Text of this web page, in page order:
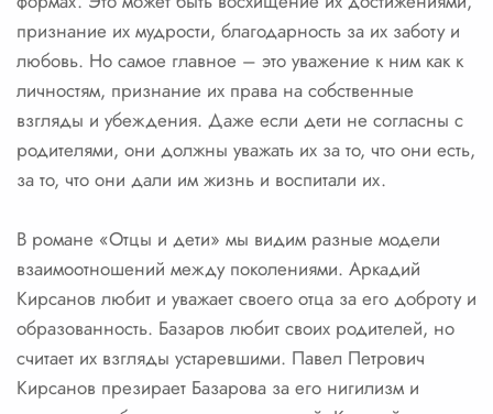
признание их мудрости, благодарность за их заботу и
любовь. Но самое главное – это уважение к ним как к
личностям, признание их права на собственные
взгляды и убеждения. Даже если дети не согласны с
родителями, они должны уважать их за то, что они есть,
за то, что они дали им жизнь и воспитали их.
В романе «Отцы и дети» мы видим разные модели
взаимоотношений между поколениями. Аркадий
Кирсанов любит и уважает своего отца за его доброту и
образованность. Базаров любит своих родителей, но
считает их взгляды устаревшими. Павел Петрович
Кирсанов презирает Базарова за его нигилизм и